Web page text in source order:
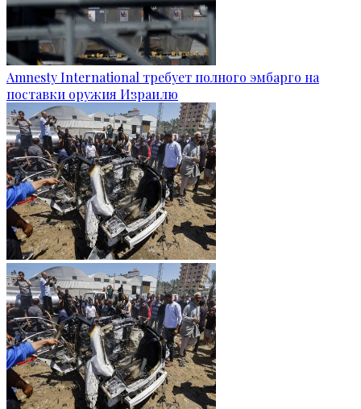
Amnesty International требует полного эмбарго на
поставки оружия Израилю